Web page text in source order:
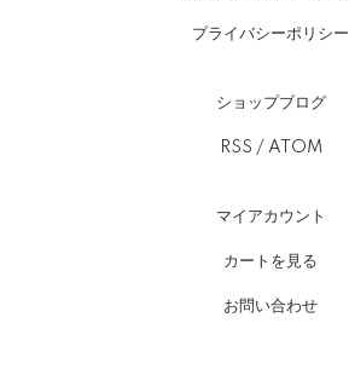
プライバシーポリシー
ショップブログ
RSS / ATOM
マイアカウント
カートを見る
お問い合わせ